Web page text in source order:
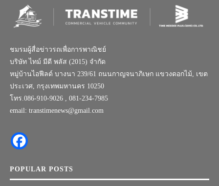
ชมรมผู้สื่อข่าวรถเพื่อการพาณิชย์
บริษัท ไทม์ มีดี พลัส (2015) จำกัด
หมู่บ้านไอฟีลด์ บางนา 239/61 ถนนกาญจนาภิเษก แขวงดอกไม้, เขต
ประเวศ, กรุงเทพมหานคร 10250
โทร.086-910-9026 , 081-234-7985
email: transtimenews@gmail.com
POPULAR POSTS